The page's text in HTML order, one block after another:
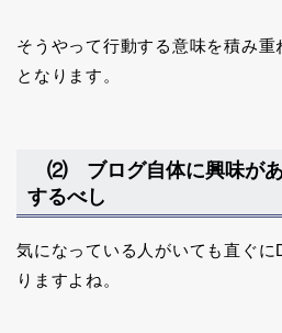
そうやって行動する意味を積み
となります。
⑵ ブログ自体に興味があ
するべし
気になっている人がいても直ぐ
りますよね。